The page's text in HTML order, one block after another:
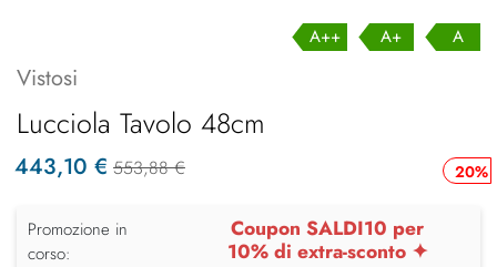
A++ A+ A
Vistosi
Lucciola Tavolo 48cm
20%
443,10 € 553,88 €
Promozione in
corso:
Coupon SALDI10 per
10% di extra-sconto ✦